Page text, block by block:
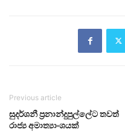
Previous article
සුදර්ශනී ප්‍රනාන්දුපුල්ලේට තවත්
රාජ්‍ය අමාත්‍යාංශයක්